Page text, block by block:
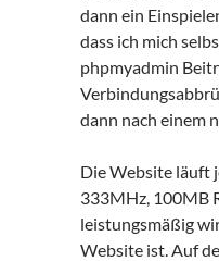
dann ein
dass ich mich
phpmyadmin
dann nach einem
Die Website läuft
333MHz, 100MB
leistungsmäßig
Website ist. Auf